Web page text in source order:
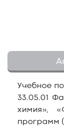
Учебное
33.05.01
химия»,
программ